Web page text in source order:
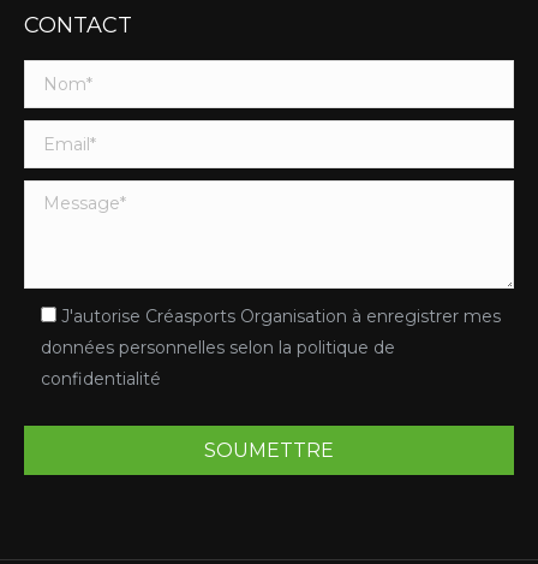
CONTACT
J'autorise Créasports Organisation à enregistrer mes
données personnelles selon la politique de
confidentialité